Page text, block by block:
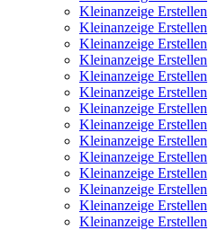
Kleinanzeige Erstellen
Kleinanzeige Erstellen
Kleinanzeige Erstellen
Kleinanzeige Erstellen
Kleinanzeige Erstellen
Kleinanzeige Erstellen
Kleinanzeige Erstellen
Kleinanzeige Erstellen
Kleinanzeige Erstellen
Kleinanzeige Erstellen
Kleinanzeige Erstellen
Kleinanzeige Erstellen
Kleinanzeige Erstellen
Kleinanzeige Erstellen